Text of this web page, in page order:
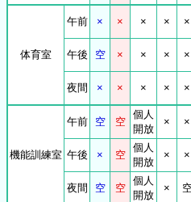
体育室
午前 × × × × ×
午後 空 × × × ×
夜間 × × × × ×
機能訓練室
午前 空 空
個人
開放
× ×
午後 × 空
個人
開放
× ×
夜間 空 空
個人
開放
×